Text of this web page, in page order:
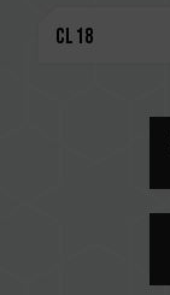
互換性のあ
QVL（互換
メモリの
定、マザ
決まります
容量、周